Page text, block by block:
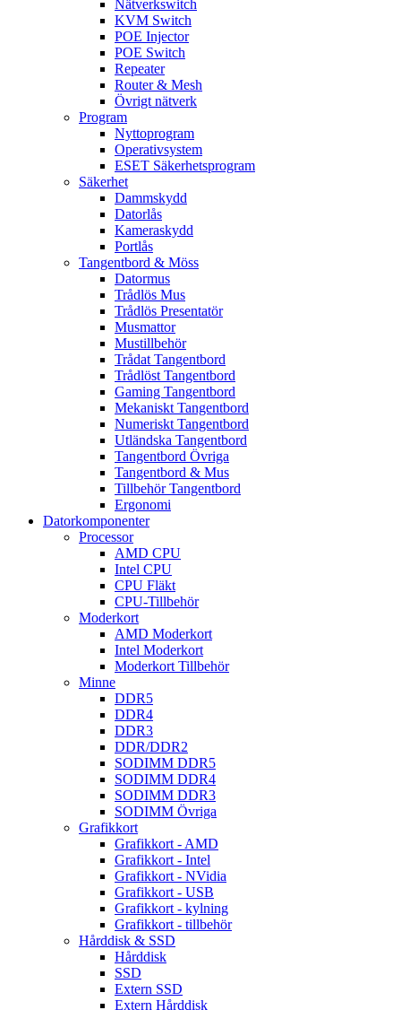
Nätverkswitch
KVM Switch
POE Injector
POE Switch
Repeater
Router & Mesh
Övrigt nätverk
Program
Nyttoprogram
Operativsystem
ESET Säkerhetsprogram
Säkerhet
Dammskydd
Datorlås
Kameraskydd
Portlås
Tangentbord & Möss
Datormus
Trådlös Mus
Trådlös Presentatör
Musmattor
Mustillbehör
Trådat Tangentbord
Trådlöst Tangentbord
Gaming Tangentbord
Mekaniskt Tangentbord
Numeriskt Tangentbord
Utländska Tangentbord
Tangentbord Övriga
Tangentbord & Mus
Tillbehör Tangentbord
Ergonomi
Datorkomponenter
Processor
AMD CPU
Intel CPU
CPU Fläkt
CPU-Tillbehör
Moderkort
AMD Moderkort
Intel Moderkort
Moderkort Tillbehör
Minne
DDR5
DDR4
DDR3
DDR/DDR2
SODIMM DDR5
SODIMM DDR4
SODIMM DDR3
SODIMM Övriga
Grafikkort
Grafikkort - AMD
Grafikkort - Intel
Grafikkort - NVidia
Grafikkort - USB
Grafikkort - kylning
Grafikkort - tillbehör
Hårddisk & SSD
Hårddisk
SSD
Extern SSD
Extern Hårddisk